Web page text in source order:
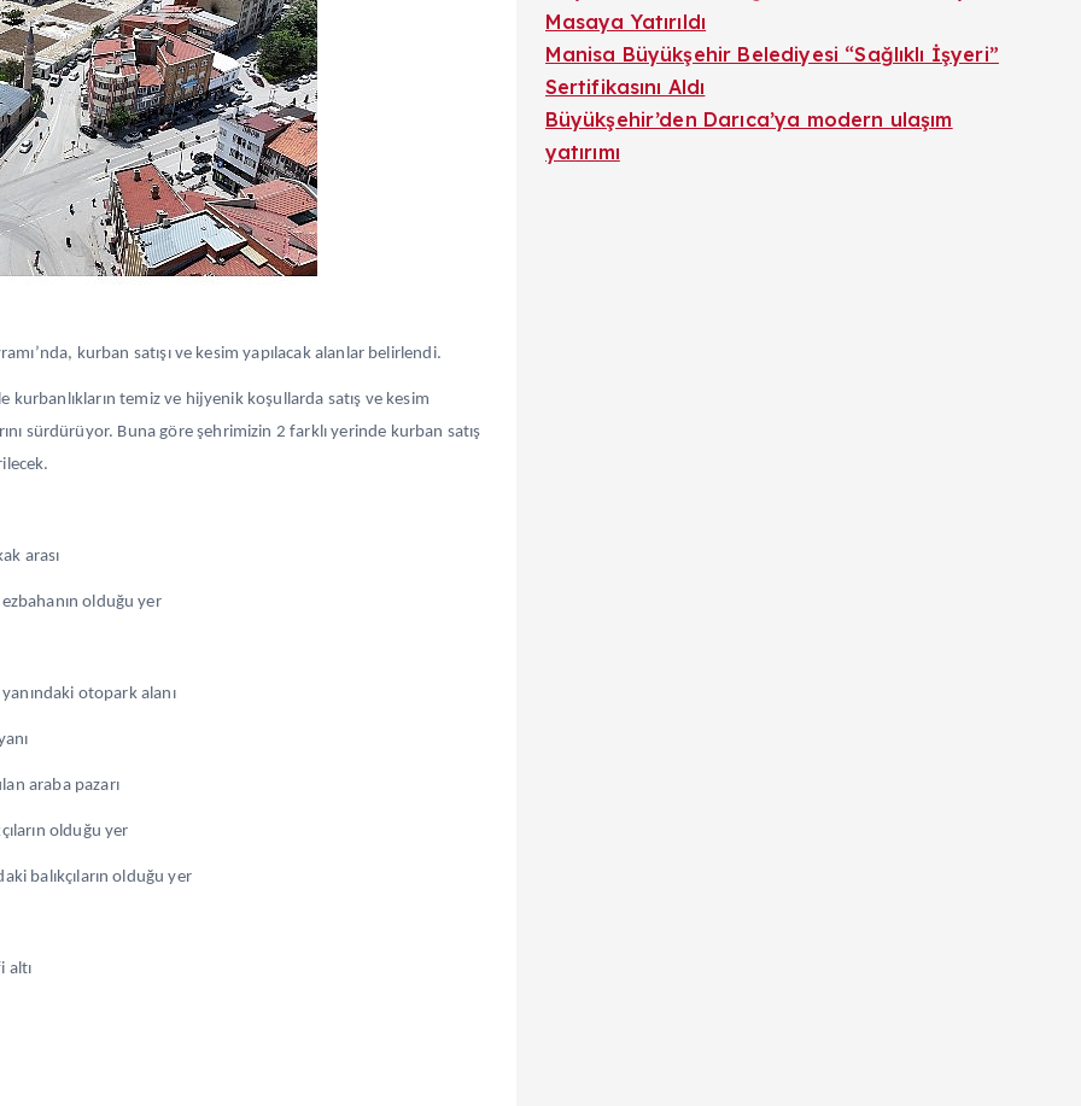
kurban satışı ve kesim yapılacak alanlar belirlendi.
kurbanlıkların temiz ve hijyenik koşullarda satış ve kesim
sürdürüyor. Buna göre şehrimizin 2 farklı yerinde kurban satış
arası
olduğu yer
otopark alanı
araba pazarı
olduğu yer
balıkçıların olduğu yer
altı
Masaya Yatırıldı
Manisa Büyükşehir Belediyesi “Sağlıklı İşyeri”
Sertifikasını Aldı
Büyükşehir’den Darıca’ya modern ulaşım
yatırımı